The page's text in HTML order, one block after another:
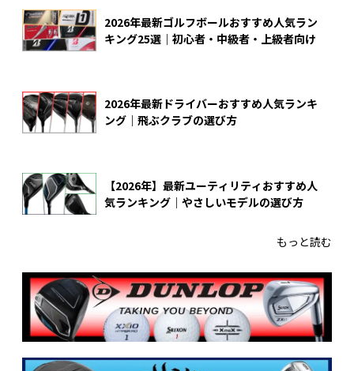
2026年最新ゴルフボールおすすめ人気ラン
キング25選｜初心者・中級者・上級者向け
2026年最新ドライバーおすすめ人気ランキ
ング｜飛ぶクラブの選び方
【2026年】最新ユーティリティおすすめ人
気ランキング｜やさしいモデルの選び方
もっと読む